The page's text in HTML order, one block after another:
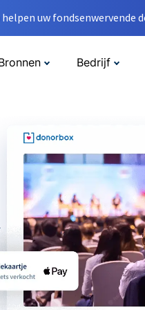
uw fondsenwervende
Bedrijf